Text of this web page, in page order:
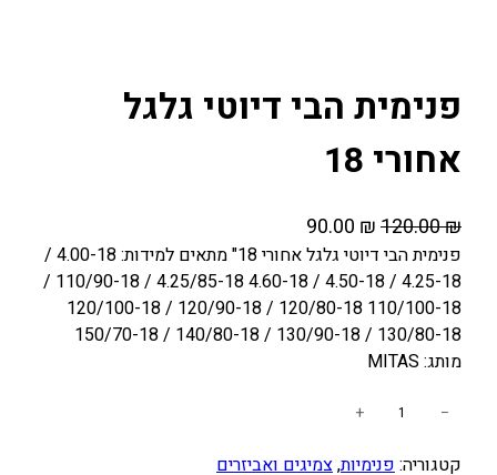
פנימית הבי דיוטי גלגל
אחורי 18
120.00₪
ה
מ
ח
י
ר
ה
ו
90.00 ₪
מ
ח
י
ר
כ
פנימית הבי דיוטי גלגל אחורי 18" מתאים למידות: 4.00-18 /
4.25-18 / 4.50-18 / 4.60-18 4.25/85-18 / 110/90-18 /
110/100-18 120/80-18 / 120/90-18 / 120/100-18
130/80-18 / 130/90-18 / 140/80-18 / 150/70-18
מותג: MITAS
ו
−
+
קטגוריה:פנימיות, צמיגים ואביזרים